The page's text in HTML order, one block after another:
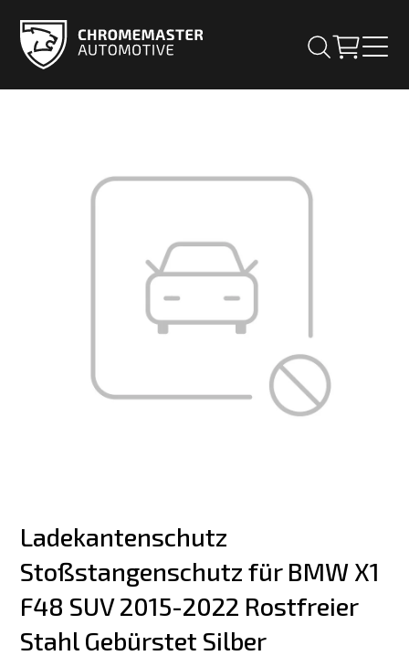
Ladekantenschutz
Stoßstangenschutz für BMW X1
F48 SUV 2015-2022 Rostfreier
Stahl Gebürstet Silber